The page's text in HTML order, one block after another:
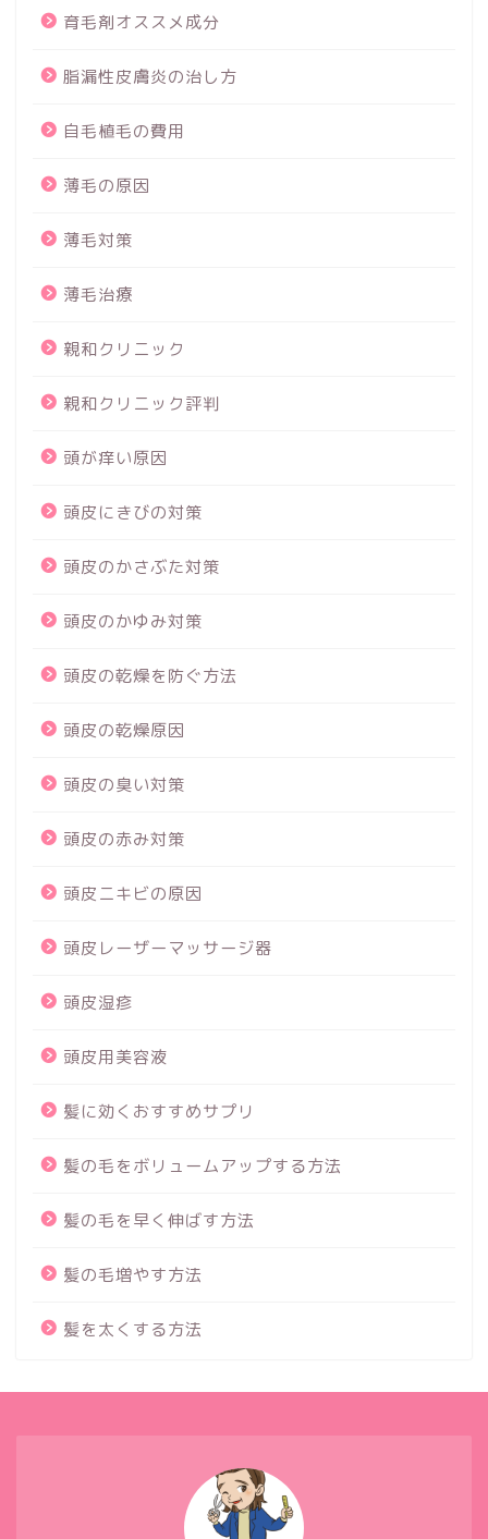
育毛剤オススメ成分
脂漏性皮膚炎の治し方
自毛植毛の費用
薄毛の原因
薄毛対策
薄毛治療
親和クリニック
親和クリニック評判
頭が痒い原因
頭皮にきびの対策
頭皮のかさぶた対策
頭皮のかゆみ対策
頭皮の乾燥を防ぐ方法
頭皮の乾燥原因
頭皮の臭い対策
頭皮の赤み対策
頭皮ニキビの原因
頭皮レーザーマッサージ器
頭皮湿疹
頭皮用美容液
髪に効くおすすめサプリ
髪の毛をボリュームアップする方法
髪の毛を早く伸ばす方法
髪の毛増やす方法
髪を太くする方法